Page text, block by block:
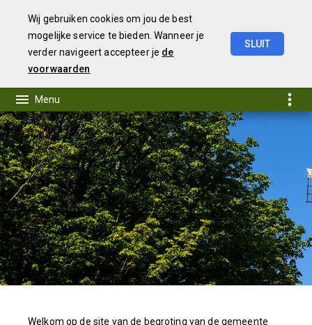
Wij gebruiken cookies om jou de best
mogelijke service te bieden. Wanneer je
verder navigeert accepteer je de
voorwaarden
SLUIT
Welkom op de site van de begroting van de gemeente